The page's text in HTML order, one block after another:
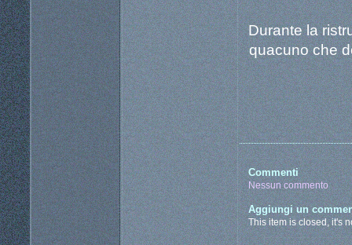
Durante la
quacuno che
Commenti
Nessun commento
Aggiungi un
This item is closed, it's